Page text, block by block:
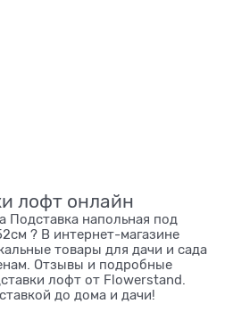
лофт онлайн
напольная под
? В интернет-магазине
товары для дачи и сада
Отзывы и подробные
лофт от Flowerstand.
до дома и дачи!